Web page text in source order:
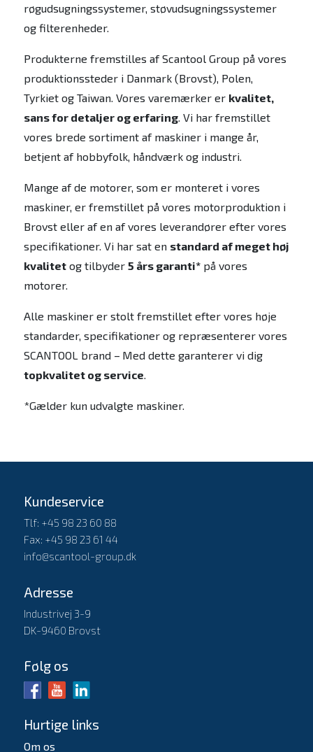
røgudsugningssystemer, støvudsugningssystemer
og filterenheder.
Produkterne fremstilles af Scantool Group på vores
produktionssteder i Danmark (Brovst), Polen,
Tyrkiet og Taiwan. Vores varemærker er kvalitet,
sans for detaljer og erfaring. Vi har fremstillet
vores brede sortiment af maskiner i mange år,
betjent af hobbyfolk, håndværk og industri.
Mange af de motorer, som er monteret i vores
maskiner, er fremstillet på vores motorproduktion i
Brovst eller af en af vores leverandører efter vores
specifikationer. Vi har sat en standard af meget høj
kvalitetog tilbyder 5 års garanti*på vores
motorer.
Alle maskiner er stolt fremstillet efter vores høje
standarder, specifikationer og repræsenterer vores
SCANTOOL brand – Med dette garanterer vi dig
topkvalitet og service
*Gælder kun udvalgte maskiner.
Kundeservice
Tlf: +45 98 23 60 88
Fax: +45 98 23 61 44
info@scantool-group.dk
Adresse
Industrivej 3-9
DK-9460 Brovst
Følg os
Hurtige links
Om os